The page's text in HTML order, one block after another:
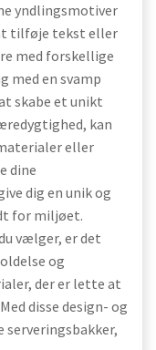
yndlingsmotiver
tilføje tekst eller
med forskellige
med en svamp
skabe et unikt
kan
eller
dine
dig en unik og
for miljøet.
vælger, er det
og
der er lette at
disse design- og
serveringsbakker,